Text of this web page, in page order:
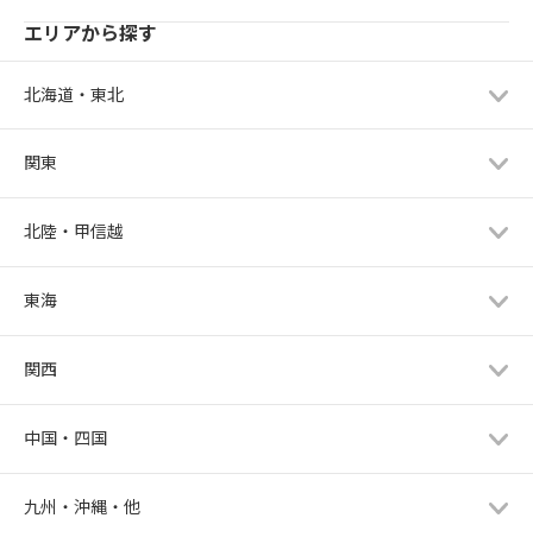
エリアから探す
北海道・東北
関東
北陸・甲信越
東海
関西
中国・四国
九州・沖縄・他